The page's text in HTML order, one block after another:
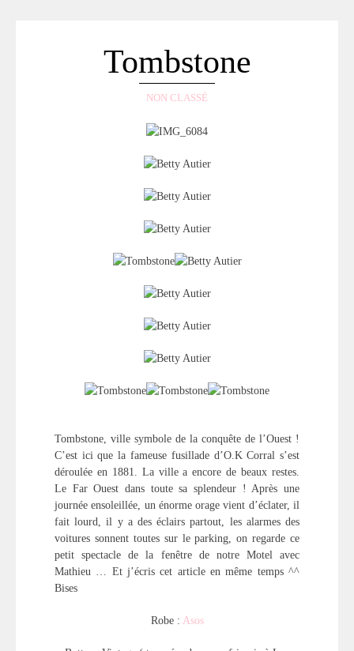
Tombstone
NON CLASSÉ
Tombstone, ville symbole de la conquête de l’Ouest !
C’est ici que la fameuse fusillade d’O.K Corral s’est
déroulée en 1881. La ville a encore de beaux restes.
Le Far Ouest dans toute sa splendeur ! Après une
journée ensoleillée, un énorme orage vient d’éclater, il
fait lourd, il y a des éclairs partout, les alarmes des
voitures sonnent toutes sur le parking, on regarde ce
petit spectacle de la fenêtre de notre Motel avec
Mathieu … Et j’écris cet article en même temps ^^
Bises
Robe : Asos